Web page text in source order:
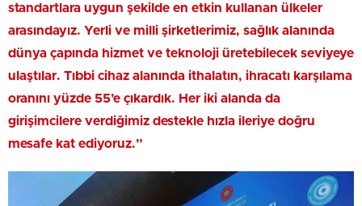
standartlara uygun şekilde en etkin kullanan ülkeler
arasındayız. Yerli ve milli şirketlerimiz, sağlık alanında
dünya çapında hizmet ve teknoloji üretebilecek seviyeye
ulaştılar. Tıbbi cihaz alanında ithalatın, ihracatı karşılama
oranını yüzde 55’e çıkardık. Her iki alanda da
girişimcilere verdiğimiz destekle hızla ileriye doğru
mesafe kat ediyoruz.”